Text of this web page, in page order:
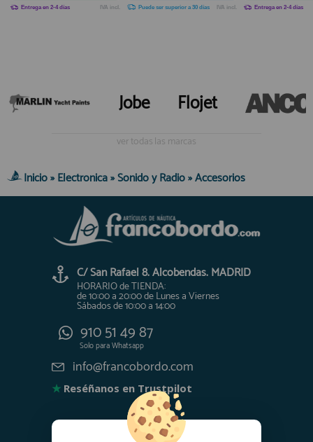
Entrega en 2-4 días IVA incl. Puede ser superior a 30 días IVA incl. Entrega en 2-4 días
Jobe Flojet
ver todas las marcas
Inicio»Electronica»Sonido y Radio»Accesorios
C/ San Rafael 8. Alcobendas. MADRID
HORARIO de TIENDA:
de 10:00 a 20:00 de Lunes a Viernes
Sábados de 10:00 a 14:00
910 51 49 87
Solo paraWhatsapp
info@francobordo.com
★ Reséñanos en Trustpilot